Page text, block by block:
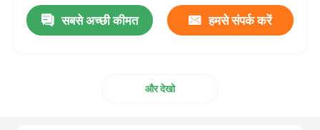
LiFePo4 रिचार्जेबल बैटरी
सबसे अच्छी कीमत हमसे संपर्क करें
और देखो